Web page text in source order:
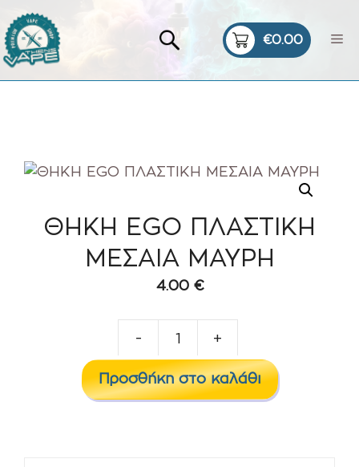
Μετάβαση
σε
περιεχόμενο
ΘΗΚΗ EGO ΠΛΑΣΤΙΚΗ
ΜΕΣΑΙΑ ΜΑΥΡΗ
4.00 €
-
EGO
ΠΛΑΣΤΙΚΗ
+
Προσθήκη στο καλάθι